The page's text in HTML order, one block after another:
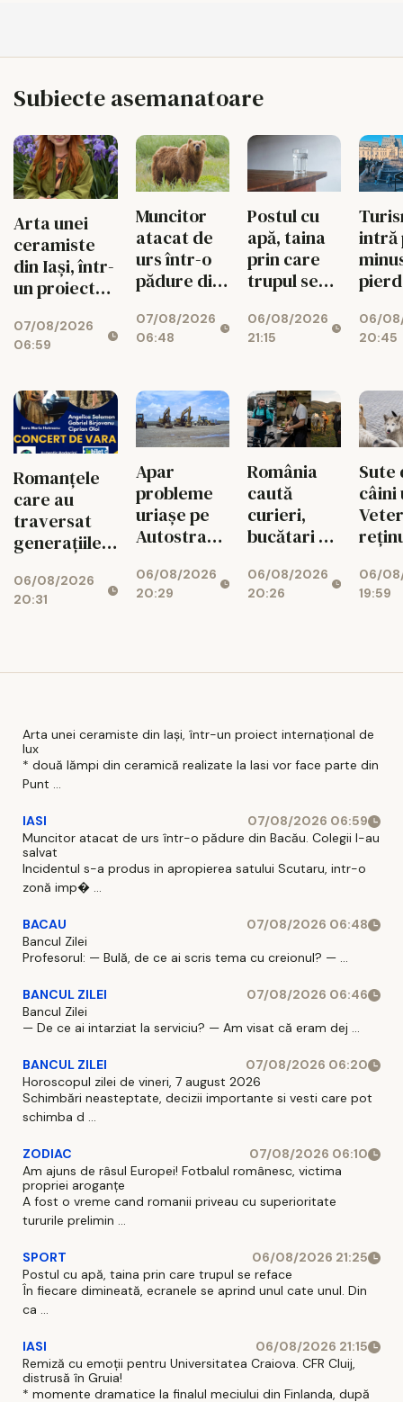
Subiecte asemanatoare
Arta unei
ceramiste
din Iași, într-
un proiect
de lux
07/08/2026
06:59
Muncitor
atacat de
urs într-o
pădure din
Colegii l-au
salvat
07/08/2026
06:48
Postul cu
apă, taina
prin care
trupul se
06/08/2026
21:15
intră
2026
06/
20:45
Romanțele
care au
traversat
generațiile
06/08/2026
20:31
Apar
probleme
uriașe pe
Autostrada
Finanțarea
SAFE, în
06/08/2026
20:29
România
caută
curieri,
bucătari și
06/08/2026
20:26
Sute
câini
06/
19:59
Arta unei ceramiste din Iași, într-un proiect internațional de
lux
* două lămpi din ceramică realizate la Iasi vor face parte din
Punt ...
IASI
07/08/2026 06:59
Muncitor atacat de urs într-o pădure din Bacău. Colegii l-au
salvat
Incidentul s-a produs in apropierea satului Scutaru, intr-o
zonă imp� ...
BACAU
07/08/2026 06:48
Bancul Zilei
Profesorul: — Bulă, de ce ai scris tema cu creionul? — ...
BANCUL ZILEI
07/08/2026 06:46
Bancul Zilei
— De ce ai intarziat la serviciu? — Am visat că eram dej ...
BANCUL ZILEI
07/08/2026 06:20
Horoscopul zilei de vineri, 7 august 2026
Schimbări neasteptate, decizii importante si vesti care pot
schimba d ...
ZODIAC
07/08/2026 06:10
Am ajuns de râsul Europei! Fotbalul românesc, victima
propriei aroganțe
A fost o vreme cand romanii priveau cu superioritate
tururile prelimin ...
SPORT
06/08/2026 21:25
Postul cu apă, taina prin care trupul se reface
În fiecare dimineată, ecranele se aprind unul cate unul. Din
ca ...
IASI
06/08/2026 21:15
Remiză cu emoții pentru Universitatea Craiova. CFR Cluij,
distrusă în Gruia!
* momente dramatice la finalul meciului din Finlanda, după